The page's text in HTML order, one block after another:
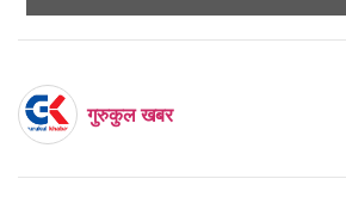
गुरुकुल खबर